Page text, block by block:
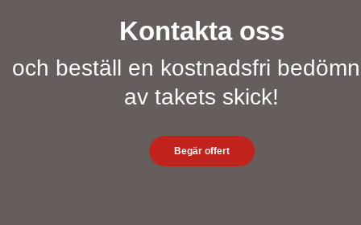
Kontakta oss
och beställ en kostnadsfri
av takets skick!
Begär offert